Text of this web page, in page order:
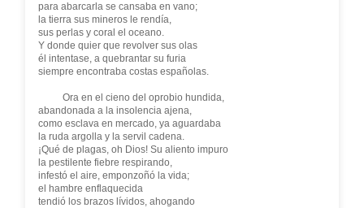
para abarcarla se cansaba en vano;
la tierra sus mineros le rendía,
sus perlas y coral el oceano.
Y donde quier que revolver sus olas
él intentase, a quebrantar su furia
siempre encontraba costas españolas.
Ora en el cieno del oprobio hundida,
abandonada a la insolencia ajena,
como esclava en mercado, ya aguardaba
la ruda argolla y la servil cadena.
¡Qué de plagas, oh Dios! Su aliento impuro
la pestilente fiebre respirando,
infestó el aire, emponzoñó la vida;
el hambre enflaquecida
tendió los brazos lívidos, ahogando